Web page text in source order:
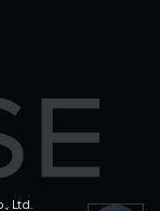
Ltd.
OMISE SUPPORT.
HOW CAN WE